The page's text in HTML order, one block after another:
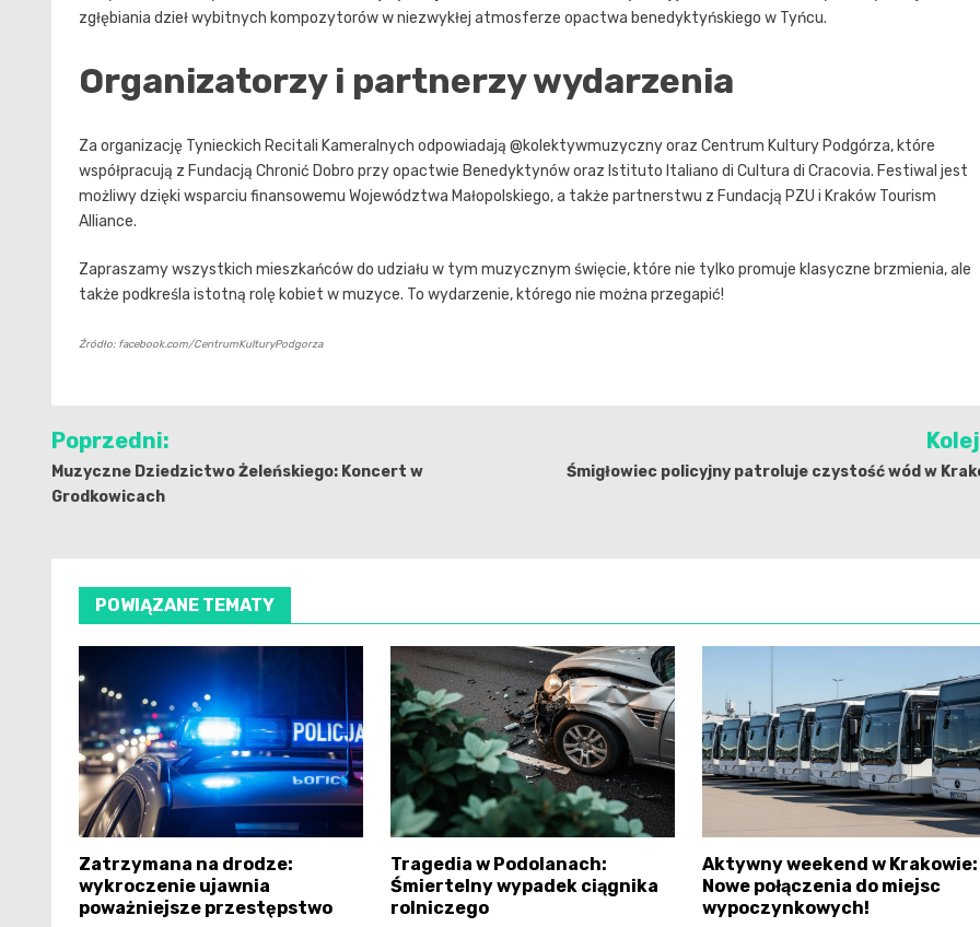
zgłębiania dzieł wybitnych kompozytorów w niezwykłej atmosferze opactwa benedyktyńskiego w Tyńcu.
Organizatorzy i partnerzy wydarzenia
Za organizację Tynieckich Recitali Kameralnych odpowiadają @kolektywmuzyczny oraz Centrum Kultury Podgórza, które
współpracują z Fundacją Chronić Dobro przy opactwie Benedyktynów oraz Istituto Italiano di Cultura di Cracovia. Festiwal jest
możliwy dzięki wsparciu finansowemu Województwa Małopolskiego, a także partnerstwu z Fundacją PZU i Kraków Tourism
Alliance.
Zapraszamy wszystkich mieszkańców do udziału w tym muzycznym święcie, które nie tylko promuje klasyczne brzmienia, ale
także podkreśla istotną rolę kobiet w muzyce. To wydarzenie, którego nie można przegapić!
Źródło: facebook.com/CentrumKulturyPodgorza
Nawigacja
wpisu
Poprzedni:
Muzyczne Dziedzictwo Żeleńskiego: Koncert w
Grodkowicach
Śmigłowiec policyjny patroluje czystość wód w
POWIĄZANE TEMATY
Zatrzymana na drodze:
wykroczenie ujawnia
poważniejsze przestępstwo
Tragedia w Podolanach:
Śmiertelny wypadek ciągnika
rolniczego
Aktywny weekend w Krakowie:
Nowe połączenia do miejsc
wypoczynkowych!